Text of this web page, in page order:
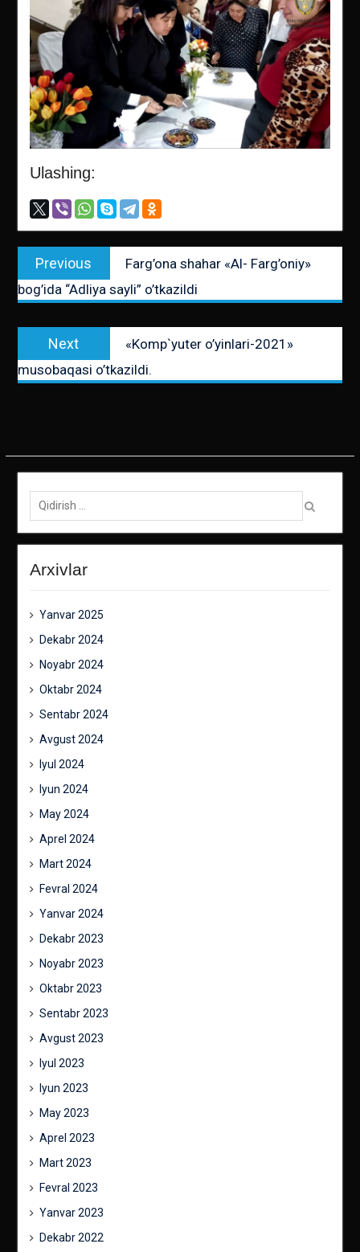
Ulashing:
Post
menyusi
Previous
post:
Farg’ona shahar «Al- Farg’oniy»
bog’ida “Adliya sayli” o’tkazildi
Next
post:
«Komp`yuter o’yinlari-2021»
musobaqasi o’tkazildi.
Qidirish:
Arxivlar
Yanvar 2025
Dekabr 2024
Noyabr 2024
Oktabr 2024
Sentabr 2024
Avgust 2024
Iyul 2024
Iyun 2024
May 2024
Aprel 2024
Mart 2024
Fevral 2024
Yanvar 2024
Dekabr 2023
Noyabr 2023
Oktabr 2023
Sentabr 2023
Avgust 2023
Iyul 2023
Iyun 2023
May 2023
Aprel 2023
Mart 2023
Fevral 2023
Yanvar 2023
Dekabr 2022